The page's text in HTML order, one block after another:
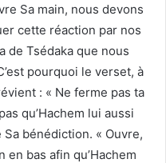
Sa main, nous devons
cette réaction par nos
de Tsédaka que nous
pourquoi le verset, à
: « Ne ferme pas ta
qu’Hachem lui aussi
bénédiction. « Ouvre,
en bas afin qu’Hachem